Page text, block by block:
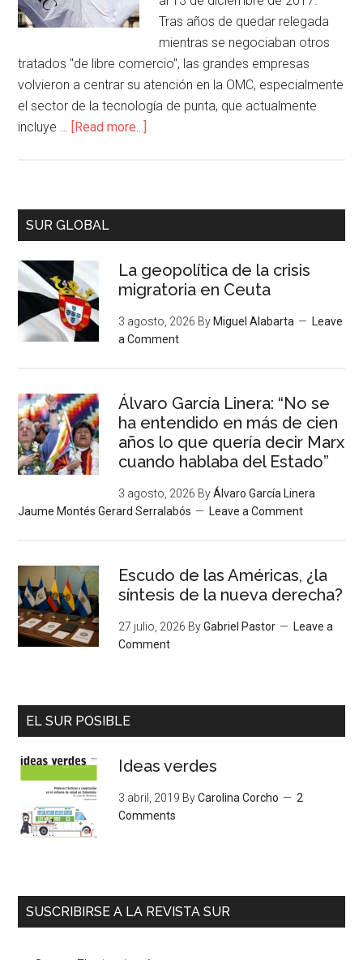
Tras años de quedar relegada
mientras se negociaban otros
tratados "de libre comercio", las grandes empresas
volvieron a centrar su atención en la OMC, especialmente
el sector de la tecnología de punta, que actualmente
incluye … [Read more...]
SUR GLOBAL
La geopolítica de la crisis
migratoria en Ceuta
3 agosto, 2026 By Miguel Alabarta
Leave
a Comment
Álvaro García Linera: “No se
ha entendido en más de cien
años lo que quería decir Marx
cuando hablaba del Estado”
3 agosto, 2026 ByÁlvaro García Linera
Jaume Montés Gerard Serralabós
Leave a Comment
Escudo de las Américas, ¿la
síntesis de la nueva derecha?
27 julio, 2026 ByGabriel Pastor
Leave a
Comment
EL SUR POSIBLE
Ideas verdes
3 abril, 2019 ByCarolina Corcho
2
Comments
SUSCRIBIRSE A LA REVISTA SUR